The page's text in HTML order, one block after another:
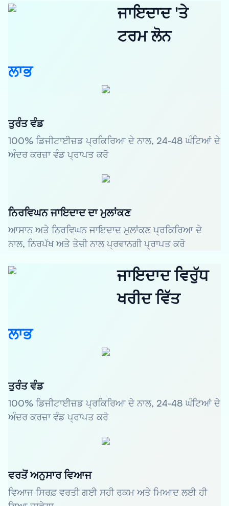
ਜਾਇਦਾਦ 'ਤੇ
ਟਰਮ ਲੋਨ
ਲਾਭ
ਤੁਰੰਤ ਵੰਡ
100% ਡਿਜੀਟਾਈਜ਼ਡ ਪ੍ਰਕਿਰਿਆ ਦੇ ਨਾਲ, 24-48 ਘੰਟਿਆਂ ਦੇ
ਅੰਦਰ ਕਰਜ਼ਾ ਵੰਡ ਪ੍ਰਾਪਤ ਕਰੋ
ਨਿਰਵਿਘਨ ਜਾਇਦਾਦ ਦਾ ਮੁਲਾਂਕਣ
ਆਸਾਨ ਅਤੇ ਨਿਰਵਿਘਨ ਜਾਇਦਾਦ ਮੁਲਾਂਕਣ ਪ੍ਰਕਿਰਿਆ ਦੇ
ਨਾਲ, ਨਿਰਪੱਖ ਅਤੇ ਤੇਜ਼ੀ ਨਾਲ ਪ੍ਰਵਾਨਗੀ ਪ੍ਰਾਪਤ ਕਰੋ
ਜਾਇਦਾਦ ਵਿਰੁੱਧ
ਖਰੀਦ ਵਿੱਤ
ਲਾਭ
ਤੁਰੰਤ ਵੰਡ
100% ਡਿਜੀਟਾਈਜ਼ਡ ਪ੍ਰਕਿਰਿਆ ਦੇ ਨਾਲ, 24-48 ਘੰਟਿਆਂ ਦੇ
ਅੰਦਰ ਕਰਜ਼ਾ ਵੰਡ ਪ੍ਰਾਪਤ ਕਰੋ
ਵਰਤੋਂ ਅਨੁਸਾਰ ਵਿਆਜ
ਵਿਆਜ ਸਿਰਫ਼ ਵਰਤੀ ਗਈ ਸਹੀ ਰਕਮ ਅਤੇ ਮਿਆਦ ਲਈ ਹੀ